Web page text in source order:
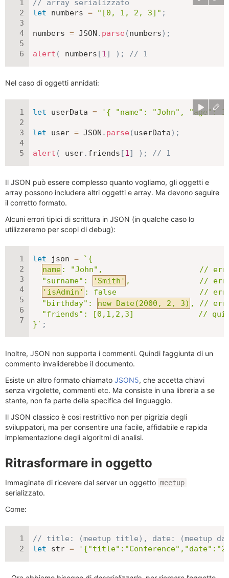
// array serializzato
let numbers = "[0, 1, 2, 3]" ;
numbers = JSON . parse (numbers) ;
alert ( numbers [1] ) ; // 1
Nel caso di oggetti annidati:
let userData = '{ "name": "John", "age":
let user = JSON . parse (userData) ;
alert ( user. friends [1] ) ; // 1
Il JSON può essere complesso quanto vogliamo, gli oggetti e
array possono includere altri oggetti e array. Ma devono seguire
il corretto formato.
Alcuni errori tipici di scrittura in JSON (in qualche caso lo
utilizzeremo per scopi di debug):
let json = ` {
name : "John",                     // errore:
  "surname":
'Smith' ,               // errore:
'isAdmin' : false                  // errore:
  "birthday":
new Date(2000, 2, 3) , //
"friends": [0,1,2,3]              // qui
}` ;
Inoltre, JSON non supporta i commenti. Quindi l’aggiunta di un
commento invaliderebbe il documento.
Esiste un altro formato chiamato JSON5, che accetta chiavi
senza virgolette, commenti etc. Ma consiste in una libreria a se
stante, non fa parte della specifica del linguaggio.
Il JSON classico è cosi restrittivo non per pigrizia degli
sviluppatori, ma per consentire una facile, affidabile e rapida
implementazione degli algoritmi di analisi.
Ritrasformare in oggetto
Immaginate di ricevere dal server un oggetto meetup
serializzato.
Come:
// title: (meetup title), date: (meetup
let str =